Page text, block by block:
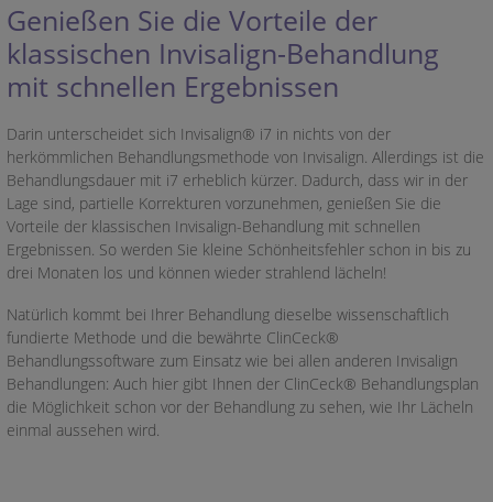
Genießen Sie die Vorteile der
klassischen Invisalign-Behandlung
mit schnellen Ergebnissen
Darin unterscheidet sich Invisalign® i7 in nichts von der
herkömmlichen Behandlungsmethode von Invisalign. Allerdings ist die
Behandlungsdauer mit i7 erheblich kürzer. Dadurch, dass wir in der
Lage sind, partielle Korrekturen vorzunehmen, genießen Sie die
Vorteile der klassischen Invisalign-Behandlung mit schnellen
Ergebnissen. So werden Sie kleine Schönheitsfehler schon in bis zu
drei Monaten los und können wieder strahlend lächeln!
Natürlich kommt bei Ihrer Behandlung dieselbe wissenschaftlich
fundierte Methode und die bewährte ClinCeck®
Behandlungssoftware zum Einsatz wie bei allen anderen Invisalign
Behandlungen: Auch hier gibt Ihnen der ClinCeck® Behandlungsplan
die Möglichkeit schon vor der Behandlung zu sehen, wie Ihr Lächeln
einmal aussehen wird.